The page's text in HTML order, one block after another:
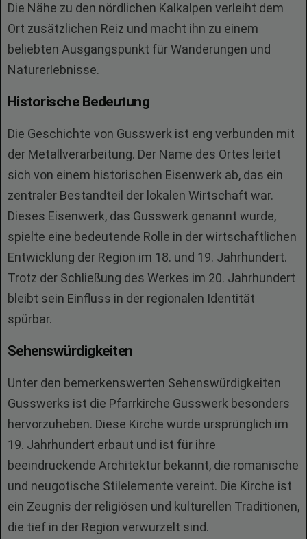
Die Nähe zu den nördlichen Kalkalpen verleiht dem
Ort zusätzlichen Reiz und macht ihn zu einem
beliebten Ausgangspunkt für Wanderungen und
Naturerlebnisse.
Historische Bedeutung
Die Geschichte von Gusswerk ist eng verbunden mit
der Metallverarbeitung. Der Name des Ortes leitet
sich von einem historischen Eisenwerk ab, das ein
zentraler Bestandteil der lokalen Wirtschaft war.
Dieses Eisenwerk, das Gusswerk genannt wurde,
spielte eine bedeutende Rolle in der wirtschaftlichen
Entwicklung der Region im 18. und 19. Jahrhundert.
Trotz der Schließung des Werkes im 20. Jahrhundert
bleibt sein Einfluss in der regionalen Identität
spürbar.
Sehenswürdigkeiten
Unter den bemerkenswerten Sehenswürdigkeiten
Gusswerks ist die Pfarrkirche Gusswerk besonders
hervorzuheben. Diese Kirche wurde ursprünglich im
19. Jahrhundert erbaut und ist für ihre
beeindruckende Architektur bekannt, die romanische
und neugotische Stilelemente vereint. Die Kirche ist
ein Zeugnis der religiösen und kulturellen Traditionen,
die tief in der Region verwurzelt sind.